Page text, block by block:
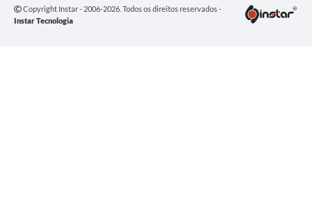
Copyright Instar - 2006-2026. Todos os direitos reservados -
Instar Tecnologia